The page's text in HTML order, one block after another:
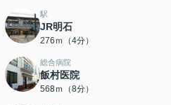
駅
JR明石
276ｍ（4分）
総合病院
飯村医院
568ｍ（8分）